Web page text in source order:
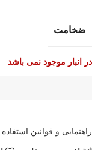
ضخامت
در انبار موجود نمی باشد
راهنمایی و قوانین استفاده